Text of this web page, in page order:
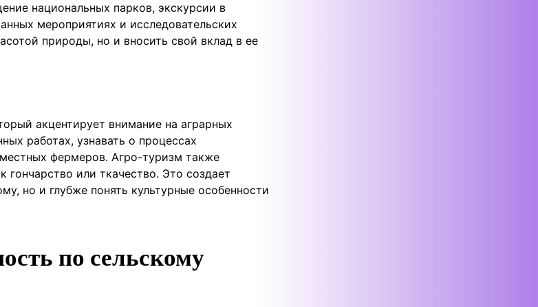
национальных парков, экскурсии в
мероприятиях и исследовательских
природы, но и вносить свой вклад в ее
акцентирует внимание на аграрных
работах, узнавать о процессах
фермеров. Агро-туризм также
или ткачество. Это создает
но и глубже понять культурные особенности
по сельскому